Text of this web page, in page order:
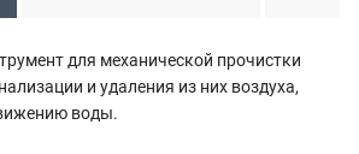
для механической прочистки
и удаления из них воздуха,
воды.